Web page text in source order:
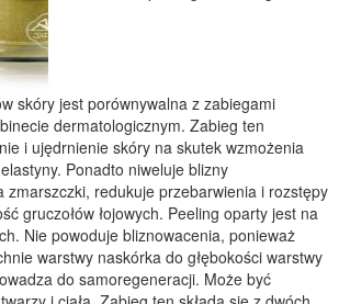
skóry jest porównywalna z zabiegami
dermatologicznym. Zabieg ten
i ujędrnienie skóry na skutek wzmożenia
Ponadto niweluje blizny
zmarszczki, redukuje przebarwienia i rozstępy
gruczołów łojowych. Peeling oparty jest na
Nie powoduje bliznowacenia, ponieważ
warstwy naskórka do głębokości warstwy
do samoregeneracji. Może być